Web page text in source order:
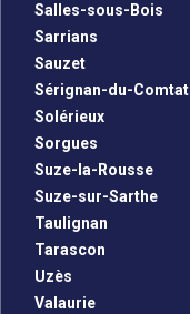
Salles-sous-Bois
Sarrians
Sauzet
Sérignan-du-Comtat
Solérieux
Sorgues
Suze-la-Rousse
Suze-sur-Sarthe
Taulignan
Tarascon
Uzès
Valaurie